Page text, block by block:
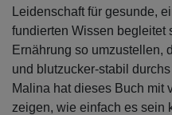
Leidenschaft für gesunde,
fundierten Wissen begleitet
Ernährung so umzustellen,
und blutzucker-stabil
Malina hat dieses Buch mit
zeigen, wie einfach es sein